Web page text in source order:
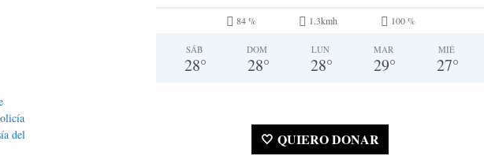
84 % 1.3kmh 100 %
SÁB
28°
DOM
28°
LUN
28°
MAR
29°
MIÉ
27°
🤍 QUIERO DONAR